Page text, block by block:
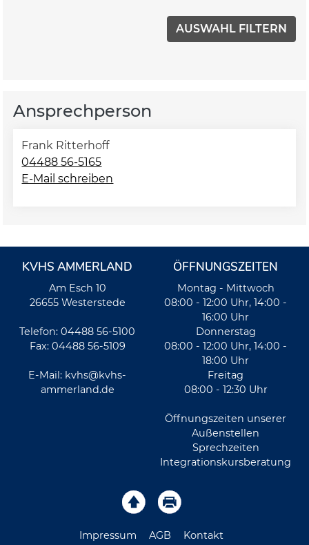
Ansprechperson
Frank Ritterhoff
04488 56-5165
E-Mail schreiben
KVHS AMMERLAND
Am Esch 10
26655 Westerstede
Telefon: 04488 56-5100
Fax: 04488 56-5109
E-Mail: kvhs@kvhs-
ammerland.de
ÖFFNUNGSZEITEN
Montag - Mittwoch
08:00 - 12:00 Uhr, 14:00 -
16:00 Uhr
Donnerstag
08:00 - 12:00 Uhr, 14:00 -
18:00 Uhr
Freitag
08:00 - 12:30 Uhr
Öffnungszeiten unserer
Außenstellen
Sprechzeiten
Integrationskursberatung
Impressum AGB Kontakt